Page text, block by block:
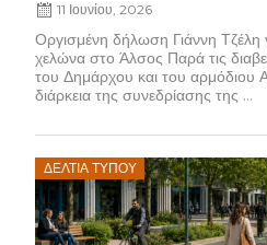
11 Ιουνίου, 2026
Οργισμένη δήλωση Γιάννη Τζέλη
χελώνα στο Άλσος Παρά τις
του Δημάρχου και του αρμόδιου
διάρκεια της συνεδρίασης της ...
ΔΕΛΤΊΑ ΤΎΠΟΥ
Posted
on